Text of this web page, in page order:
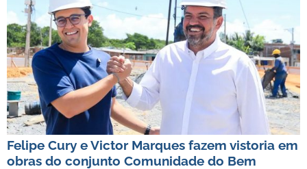
Felipe Cury e Victor Marques fazem vistoria em
obras do conjunto Comunidade do Bem